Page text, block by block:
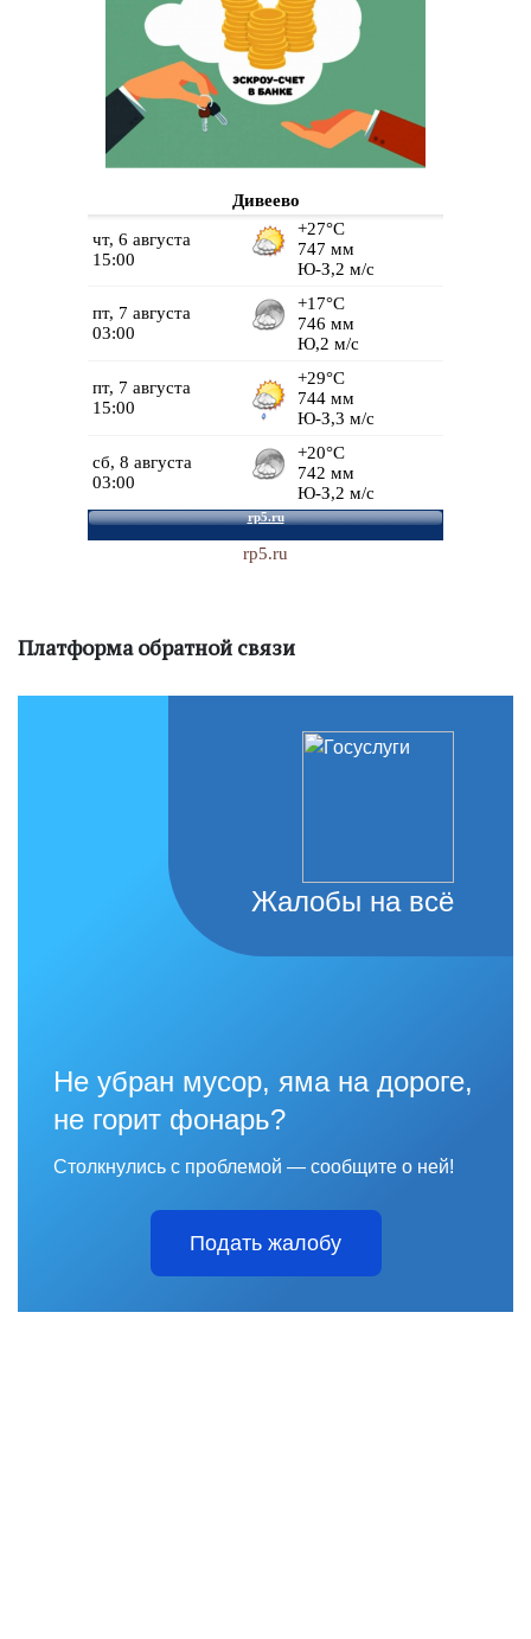
Дивеево
rp5.ru
Платформа обратной связи
Жалобы на всё
Не убран мусор, яма на дороге,
не горит фонарь?
Столкнулись с проблемой — сообщите о ней!
Подать жалобу